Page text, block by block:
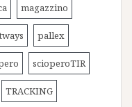
magazzino
pallex
scioperoTIR
TRACKING